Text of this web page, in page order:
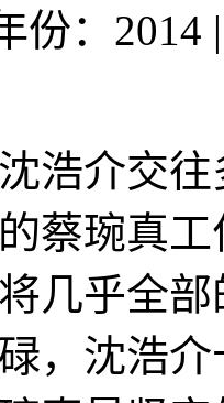
份：2014 |
浩介交
蔡琬真
几乎全
，沈浩